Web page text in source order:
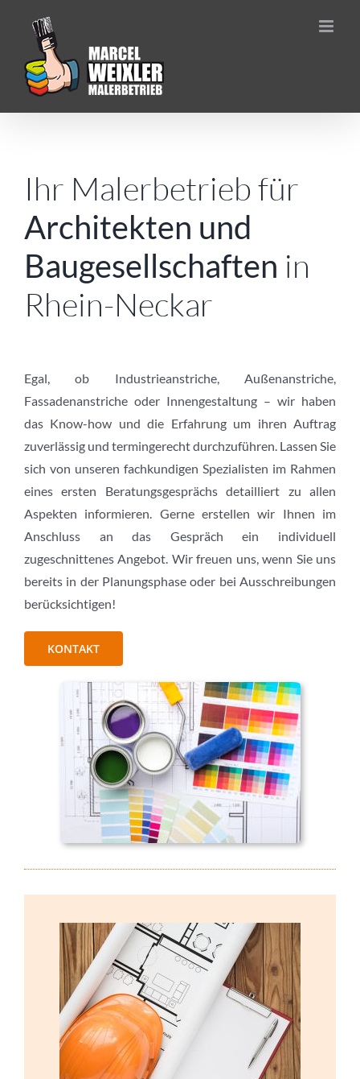
springen
Ihr Malerbetrieb für
Architekten und
Baugesellschaften in
Rhein-Neckar
Egal, ob Industrieanstriche, Außenanstriche,
Fassadenanstriche oder Innengestaltung – wir haben
das Know-how und die Erfahrung um ihren Auftrag
zuverlässig und termingerecht durchzuführen. Lassen Sie
sich von unseren fachkundigen Spezialisten im Rahmen
eines ersten Beratungsgesprächs detailliert zu allen
Aspekten informieren. Gerne erstellen wir Ihnen im
Anschluss an das Gespräch ein individuell
zugeschnittenes Angebot. Wir freuen uns, wenn Sie uns
bereits in der Planungsphase oder bei Ausschreibungen
berücksichtigen!
KONTAKT